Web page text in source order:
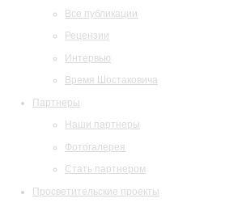
Все публикации
Рецензии
Интервью
Время Шостаковича
Партнеры
Наши партнеры
Фотогалерея
Стать партнером
Просветительские проекты